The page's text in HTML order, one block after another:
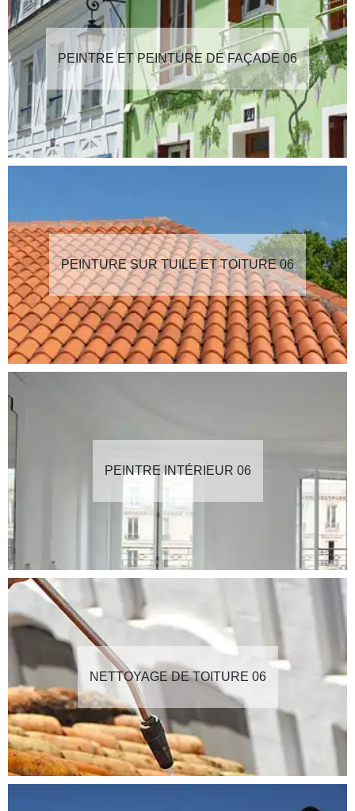
PEINTRE ET PEINTURE DE FAÇADE 06
PEINTURE SUR TUILE ET TOITURE 06
PEINTRE INTÉRIEUR 06
NETTOYAGE DE TOITURE 06